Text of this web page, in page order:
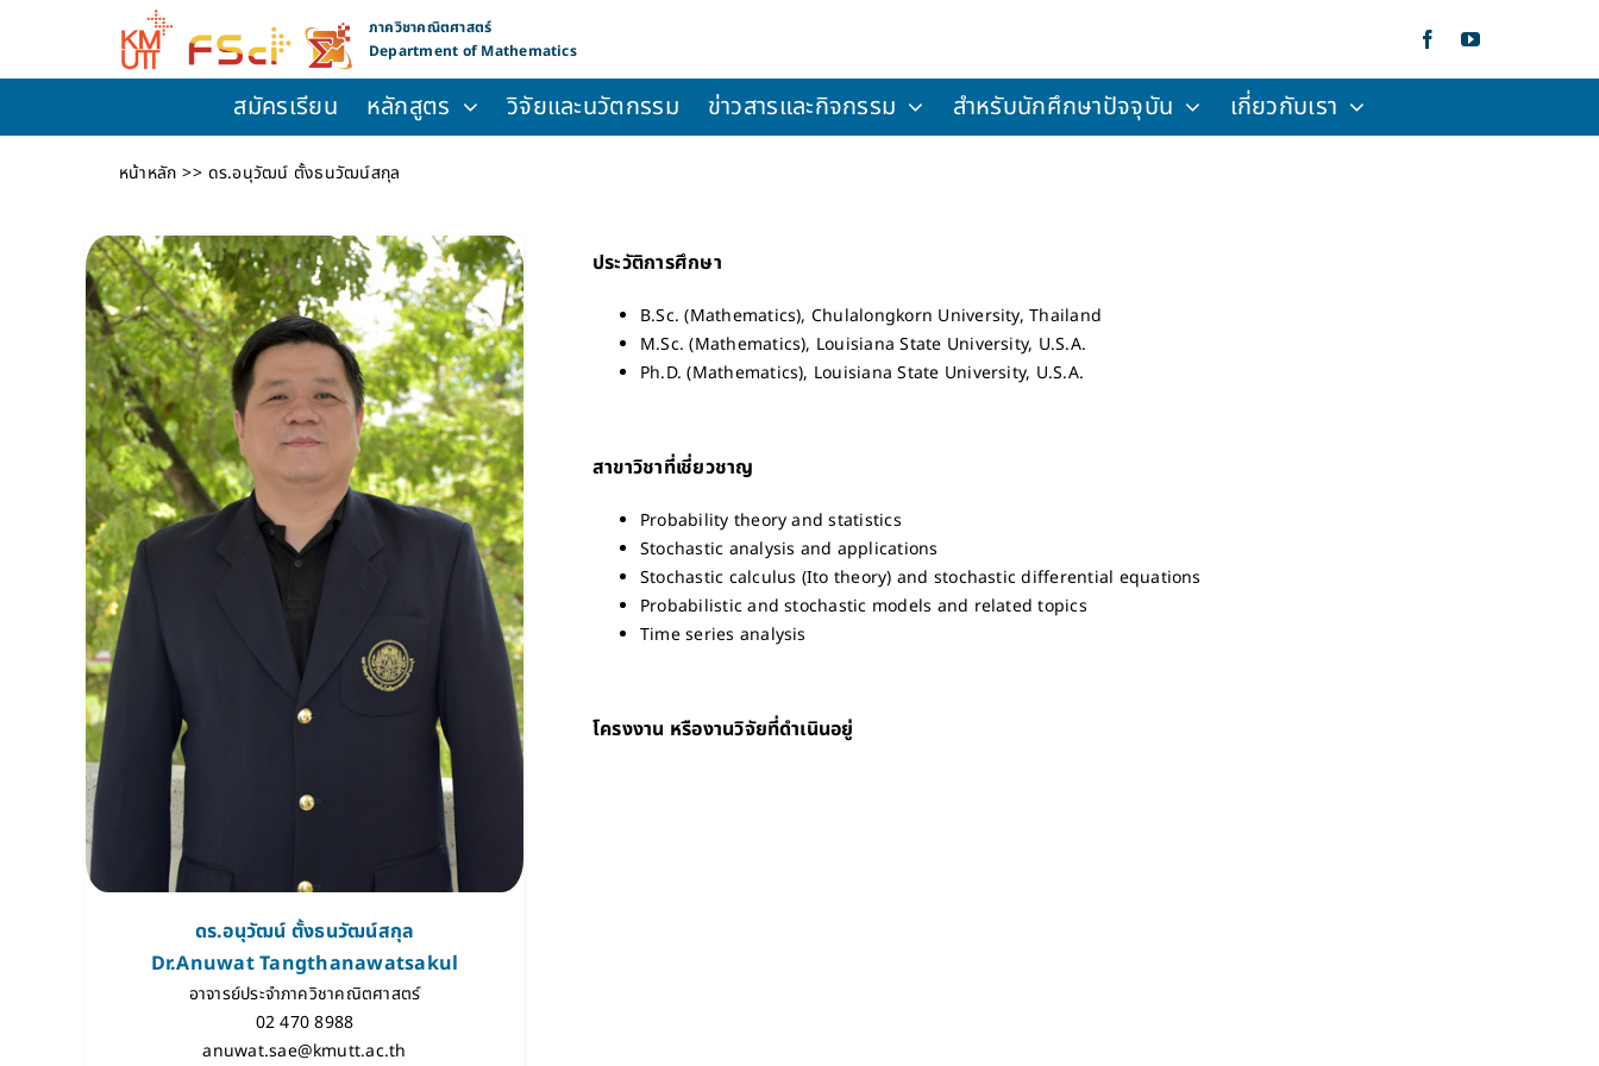
content
ภาควิชาคณิตศาสตร์
Department of Mathematics
สมัครเรียน หลักสูตร วิจัยและนวัตกรรม ข่าวสารและกิจกรรม สำหรับนักศึกษาปัจจุบัน เกี่ยวกับเรา
หน้าหลัก ดร.อนุวัฒน์ ตั้งธนวัฒน์สกุล
ดร.อนุวัฒน์ ตั้งธนวัฒน์สกุล
Dr.Anuwat Tangthanawatsakul
อาจารย์ประจำภาควิชาคณิตศาสตร์
02 470 8988
anuwat.sae@kmutt.ac.th
ประวัติการศึกษา
B.Sc. (Mathematics), Chulalongkorn University, Thailand
M.Sc. (Mathematics), Louisiana State University, U.S.A.
Ph.D. (Mathematics), Louisiana State University, U.S.A.
สาขาวิชาที่เชี่ยวชาญ
Probability theory and statistics
Stochastic analysis and applications
Stochastic calculus (Ito theory) and stochastic differential equations
Probabilistic and stochastic models and related topics
Time series analysis
โครงงาน หรืองานวิจัยที่ดำเนินอยู่